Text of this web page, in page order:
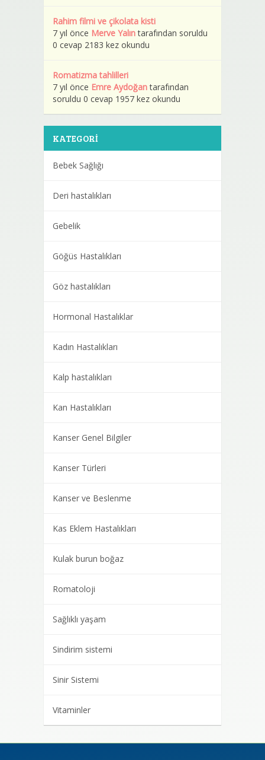
Rahim filmi ve çikolata kisti
7 yıl önce Merve Yalıntarafından soruldu
0 cevap 2183 kez okundu
Romatizma tahlilleri
7 yıl önce Emre Aydoğantarafından
soruldu 0 cevap 1957 kez okundu
KATEGORI
Bebek Sağlığı
Deri hastalıkları
Gebelik
Göğüs Hastalıkları
Göz hastalıkları
Hormonal Hastalıklar
Kadın Hastalıkları
Kalp hastalıkları
Kan Hastalıkları
Kanser Genel Bilgiler
Kanser Türleri
Kanser ve Beslenme
Kas Eklem Hastalıkları
Kulak burun boğaz
Romatoloji
Sağlıklı yaşam
Sindirim sistemi
Sinir Sistemi
Vitaminler